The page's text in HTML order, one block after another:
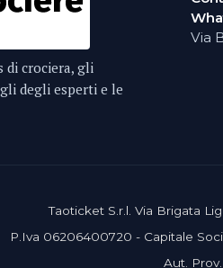
di crociera, gli
degli esperti e le
Via
Taoticket S.r.l. Via Brigata
P.Iva 06206400720 - Capitale
Aut.